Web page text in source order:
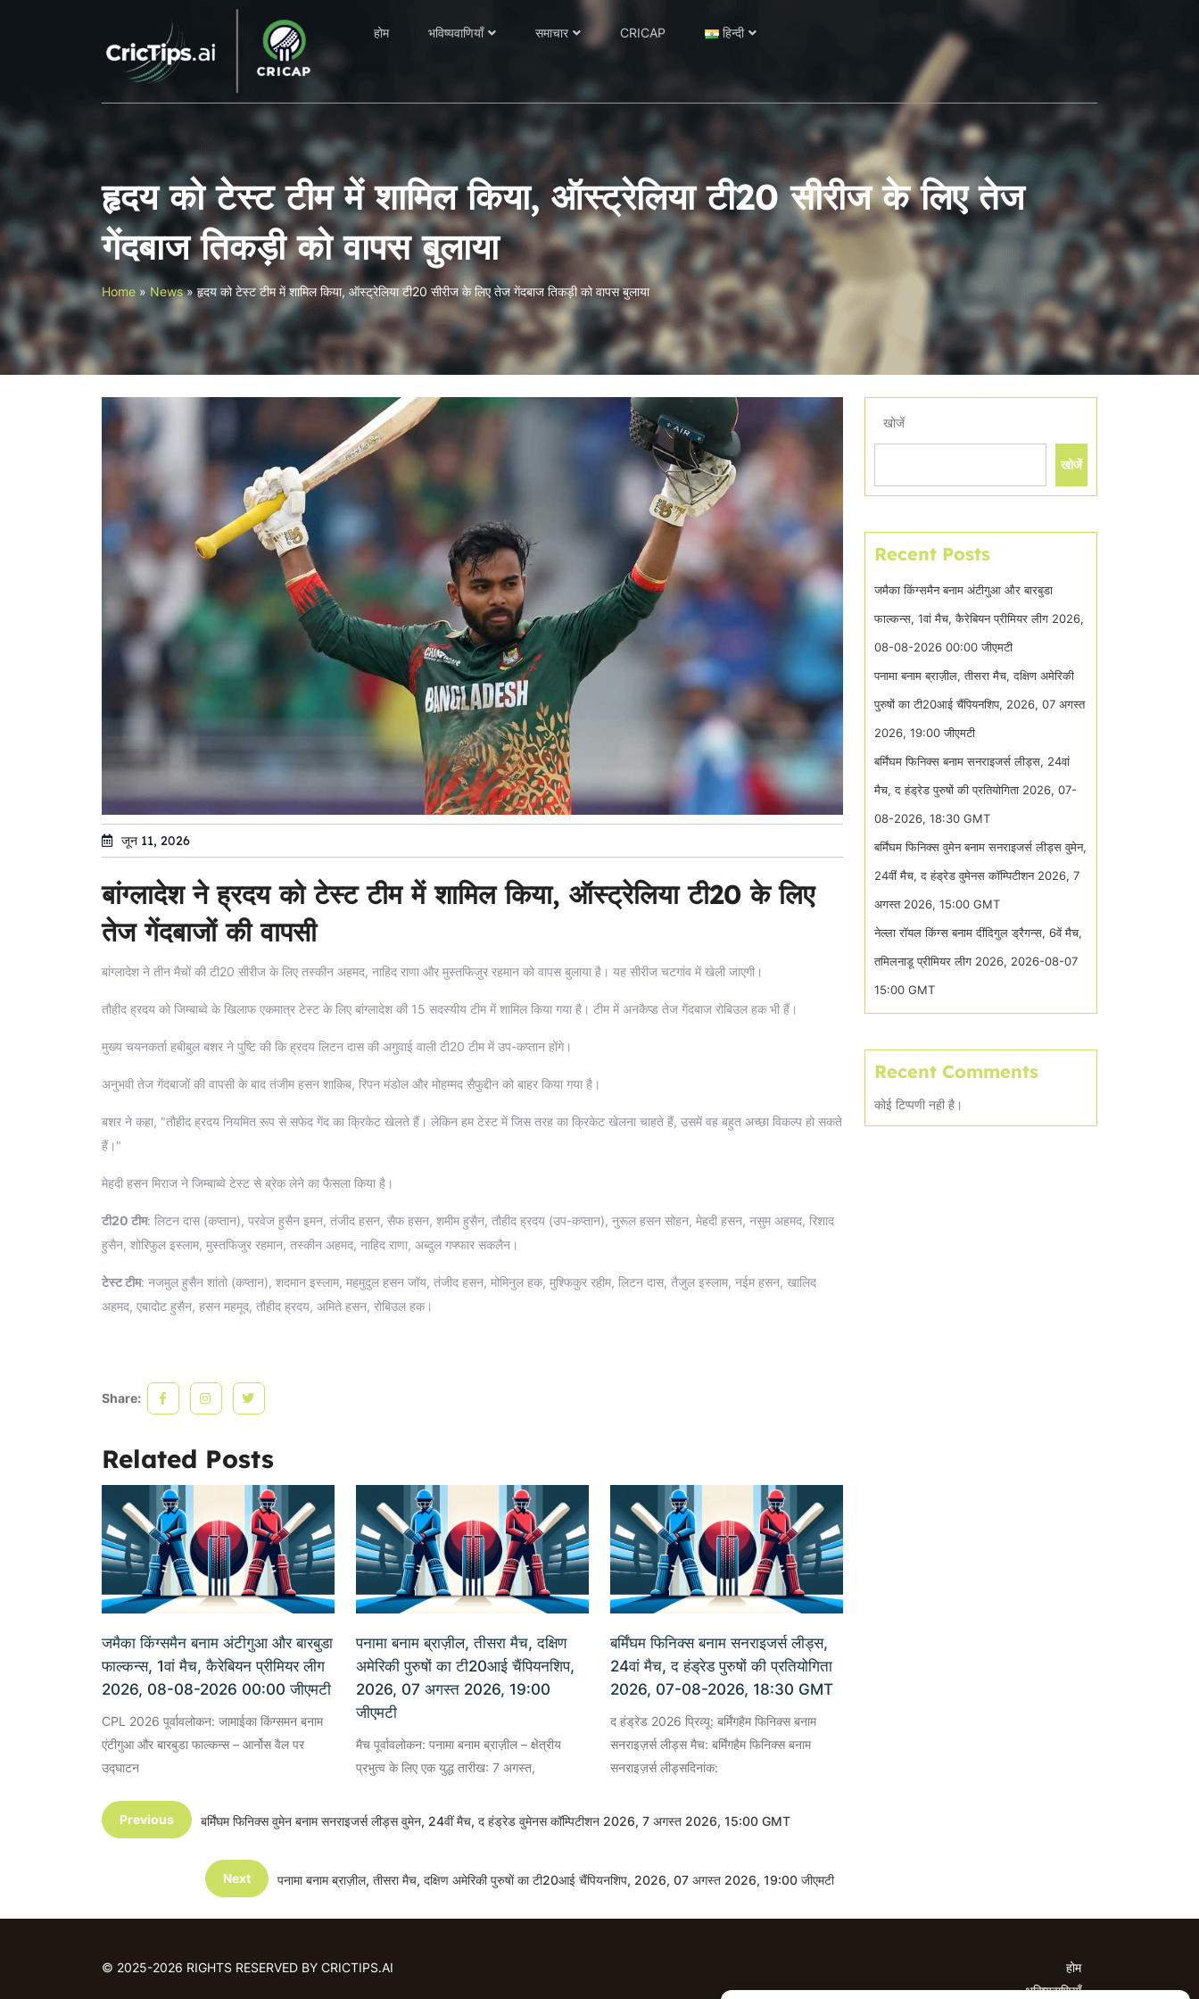
होम भविष्यवाणियाँ समाचार CRICAP हिन्दी
हृदय को टेस्ट टीम में शामिल किया, ऑस्ट्रेलिया टी20 सीरीज के लिए तेज
गेंदबाज तिकड़ी को वापस बुलाया
Home » News»हृदय को टेस्ट टीम में शामिल किया, ऑस्ट्रेलिया टी20 सीरीज के लिए तेज गेंदबाज तिकड़ी को वापस बुलाया
जून 11, 2026
बांग्लादेश ने ह्रदय को टेस्ट टीम में शामिल किया, ऑस्ट्रेलिया टी20 के लिए
तेज गेंदबाजों की वापसी
बांग्लादेश ने तीन मैचों की टी20 सीरीज के लिए तस्कीन अहमद, नाहिद राणा और मुस्तफिजुर रहमान को वापस बुलाया है। यह सीरीज चटगांव में खेली जाएगी।
तौहीद ह्रदय को जिम्बाब्वे के खिलाफ एकमात्र टेस्ट के लिए बांग्लादेश की 15 सदस्यीय टीम में शामिल किया गया है। टीम में अनकैप्ड तेज गेंदबाज रोबिउल हक भी हैं।
मुख्य चयनकर्ता हबीबुल बशर ने पुष्टि की कि ह्रदय लिटन दास की अगुवाई वाली टी20 टीम में उप-कप्तान होंगे।
अनुभवी तेज गेंदबाजों की वापसी के बाद तंजीम हसन शाकिब, रिपन मंडोल और मोहम्मद सैफुद्दीन को बाहर किया गया है।
बशर ने कहा, "तौहीद ह्रदय नियमित रूप से सफेद गेंद का क्रिकेट खेलते हैं। लेकिन हम टेस्ट में जिस तरह का क्रिकेट खेलना चाहते हैं, उसमें वह बहुत अच्छा विकल्प हो सकते
हैं।"
मेहदी हसन मिराज ने जिम्बाब्वे टेस्ट से ब्रेक लेने का फैसला किया है।
टी20 टीम: लिटन दास (कप्तान), परवेज हुसैन इमन, तंजीद हसन, सैफ हसन, शमीम हुसैन, तौहीद ह्रदय (उप-कप्तान), नुरूल हसन सोहन, मेहदी हसन, नसुम अहमद, रिशाद
हुसैन, शोरिफुल इस्लाम, मुस्तफिजुर रहमान, तस्कीन अहमद, नाहिद राणा, अब्दुल गफ्फार सकलैन।
टेस्ट टीम: नजमुल हुसैन शांतो (कप्तान), शदमान इस्लाम, महमुदुल हसन जॉय, तंजीद हसन, मोमिनुल हक, मुश्फिकुर रहीम, लिटन दास, तैजुल इस्लाम, नईम हसन, खालिद
अहमद, एबादोट हुसैन, हसन महमूद, तौहीद ह्रदय, अमिते हसन, रोबिउल हक।
Share:
Related Posts
जमैका किंग्समैन बनाम अंटीगुआ और बारबुडा
फाल्कन्स, 1वां मैच, कैरेबियन प्रीमियर लीग
2026, 08-08-2026 00:00 जीएमटी
CPL 2026 पूर्वावलोकन: जामाईका किंग्समन बनाम
एंटीगुआ और बारबुडा फाल्कन्स – आर्नोस वैल पर
उद्घाटन
पनामा बनाम ब्राज़ील, तीसरा मैच, दक्षिण
अमेरिकी पुरुषों का टी20आई चैंपियनशिप,
2026, 07 अगस्त 2026, 19:00
जीएमटी
मैच पूर्वावलोकन: पनामा बनाम ब्राज़ील – क्षेत्रीय
प्रभुत्व के लिए एक युद्ध तारीख: 7 अगस्त,
बर्मिंघम फिनिक्स बनाम सनराइजर्स लीड्स,
24वां मैच, द हंड्रेड पुरुषों की प्रतियोगिता
2026, 07-08-2026, 18:30 GMT
द हंड्रेड 2026 प्रिव्यू: बर्मिंगहैम फिनिक्स बनाम
सनराइज़र्स लीड्स मैच: बर्मिंगहैम फिनिक्स बनाम
सनराइज़र्स लीड्सदिनांक:
Previous बर्मिंघम फिनिक्स वुमेन बनाम सनराइजर्स लीड्स वुमेन, 24वीं मैच, द हंड्रेड वुमेनस कॉम्पिटीशन 2026, 7 अगस्त 2026, 15:00 GMT
Next पनामा बनाम ब्राज़ील, तीसरा मैच, दक्षिण अमेरिकी पुरुषों का टी20आई चैंपियनशिप, 2026, 07 अगस्त 2026, 19:00 जीएमटी
खोजें
खोजें
Recent Posts
जमैका किंग्समैन बनाम अंटीगुआ और बारबुडा
फाल्कन्स, 1वां मैच, कैरेबियन प्रीमियर लीग 2026,
08-08-2026 00:00 जीएमटी
पनामा बनाम ब्राज़ील, तीसरा मैच, दक्षिण अमेरिकी
पुरुषों का टी20आई चैंपियनशिप, 2026, 07 अगस्त
2026, 19:00 जीएमटी
बर्मिंघम फिनिक्स बनाम सनराइजर्स लीड्स, 24वां
मैच, द हंड्रेड पुरुषों की प्रतियोगिता 2026, 07-
08-2026, 18:30 GMT
बर्मिंघम फिनिक्स वुमेन बनाम सनराइजर्स लीड्स वुमेन,
24वीं मैच, द हंड्रेड वुमेनस कॉम्पिटीशन 2026, 7
अगस्त 2026, 15:00 GMT
नेल्ला रॉयल किंग्स बनाम दींदिगुल ड्रैगन्स, 6वें मैच,
तमिलनाडू प्रीमियर लीग 2026, 2026-08-07
15:00 GMT
Recent Comments
कोई टिप्पणी नही है।
© 2025-2026 RIGHTS RESERVED BY CRICTIPS.AI
होम
भविष्यवाणियाँ